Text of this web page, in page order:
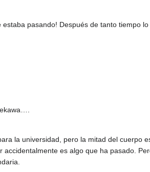
pasando! Después de tanto tiempo
la universidad, pero la mitad del cuerpo
es algo que ha pasado.